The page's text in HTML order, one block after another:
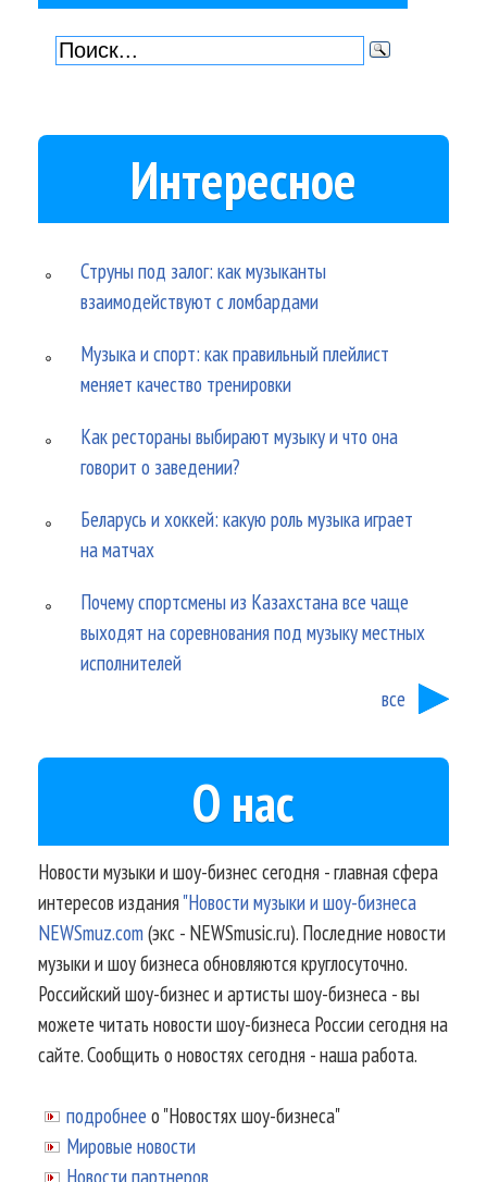
Интересное
Струны под залог: как музыканты
взаимодействуют с ломбардами
Музыка и спорт: как правильный плейлист
меняет качество тренировки
Как рестораны выбирают музыку и что она
говорит о заведении?
Беларусь и хоккей: какую роль музыка играет
на матчах
Почему спортсмены из Казахстана все чаще
выходят на соревнования под музыку местных
исполнителей
все
О нас
Новости музыки и шоу-бизнес сегодня - главная сфера
интересов издания"Новости музыки и шоу-бизнеса
NEWSmuz.com(экс - NEWSmusic.ru). Последние новости
музыки и шоу бизнеса обновляются круглосуточно.
Российский шоу-бизнес и артисты шоу-бизнеса - вы
можете читать новости шоу-бизнеса России сегодня на
сайте. Сообщить о новостях сегодня - наша работа.
подробнее о "Новостях шоу-бизнеса"
Мировые новости
Новости партнеров